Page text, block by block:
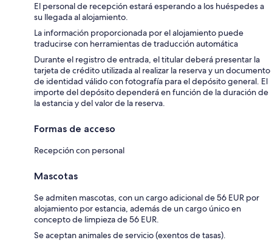
El personal de recepción estará esperando a los huéspedes a
su llegada al alojamiento.
La información proporcionada por el alojamiento puede
traducirse con herramientas de traducción automática
Durante el registro de entrada, el titular deberá presentar la
tarjeta de crédito utilizada al realizar la reserva y un documento
de identidad válido con fotografía para el depósito general. El
importe del depósito dependerá en función de la duración de
la estancia y del valor de la reserva.
Formas de acceso
Recepción con personal
Mascotas
Se admiten mascotas, con un cargo adicional de 56 EUR por
alojamiento por estancia, además de un cargo único en
concepto de limpieza de 56 EUR.
Se aceptan animales de servicio (exentos de tasas).